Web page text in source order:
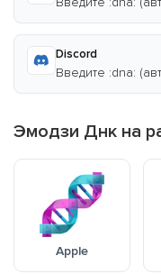
Discord
Введите :dna:
Эмодзи Днк на
Apple